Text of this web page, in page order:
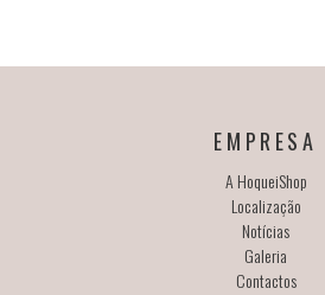
EMPRESA
A HoqueiShop
Localização
Notícias
Galeria
Contactos